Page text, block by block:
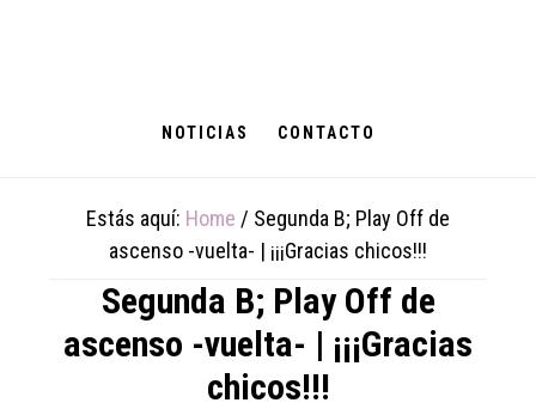
NOTICIAS CONTACTO
Estás aquí: Home / Segunda B; Play Off de
ascenso -vuelta- | ¡¡¡Gracias chicos!!!
Segunda B; Play Off de
ascenso -vuelta- | ¡¡¡Gracias
chicos!!!